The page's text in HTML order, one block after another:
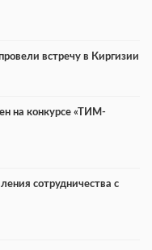
встречу в Киргизии
на конкурсе «ТИМ-
сотрудничества с